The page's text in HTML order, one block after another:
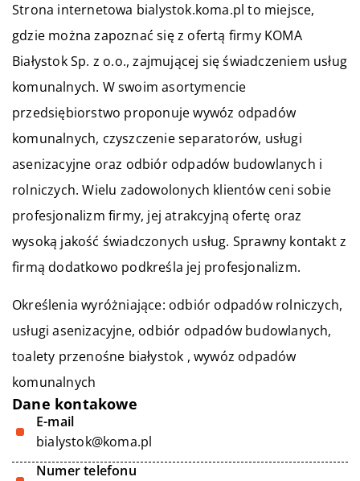
Strona internetowa bialystok.koma.pl to miejsce,
gdzie można zapoznać się z ofertą firmy KOMA
Białystok Sp. z o.o., zajmującej się świadczeniem usług
komunalnych. W swoim asortymencie
przedsiębiorstwo proponuje wywóz odpadów
komunalnych, czyszczenie separatorów, usługi
asenizacyjne oraz odbiór odpadów budowlanych i
rolniczych. Wielu zadowolonych klientów ceni sobie
profesjonalizm firmy, jej atrakcyjną ofertę oraz
wysoką jakość świadczonych usług. Sprawny kontakt z
firmą dodatkowo podkreśla jej profesjonalizm.
Określenia wyróżniające: odbiór odpadów rolniczych,
usługi asenizacyjne, odbiór odpadów budowlanych,
toalety przenośne białystok , wywóz odpadów
komunalnych
Dane kontakowe
E-mail
bialystok@koma.pl
Numer telefonu